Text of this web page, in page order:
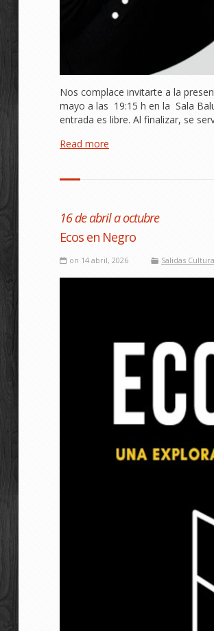
Nos complace invitarte a la
mayo a las 19:15 h en la Sala
entrada es libre. Al finalizar, se
Read more
16 de abril a octubre
Ecos en Negro
on 14 abril, 2026 Salidas